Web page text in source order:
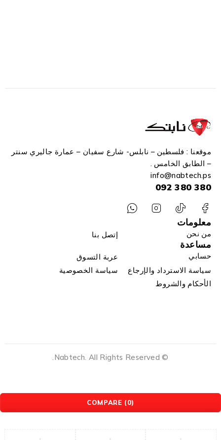
موقعنا : فلسطين – نابلس- شارع سفيان – عمارة جاليري سنتر
– الطابق الخامس .
info@nabtech.ps
380 380 092
معلومات
من نحن إتصل بنا
مساعدة
حسابي
عربة التسوق
سياسة الاسترداد والإرجاع
سياسة الخصوصية
الأحكام والشروط
© Nabtech. All Rights Reserved.
COMPARE (0)